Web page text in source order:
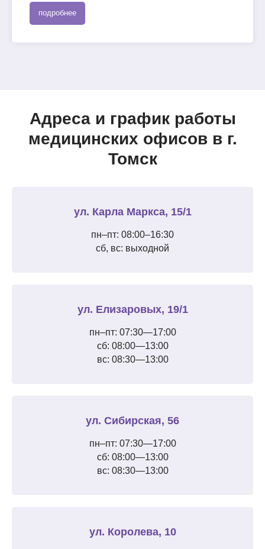
подробнее
Адреса и график работы
медицинских офисов в г.
Томск
ул. Карла Маркса, 15/1
пн–пт: 08:00–16:30
сб, вс: выходной
ул. Елизаровых, 19/1
пн–пт: 07:30—17:00
сб: 08:00—13:00
вс: 08:30—13:00
ул. Сибирская, 56
пн–пт: 07:30—17:00
сб: 08:00—13:00
вс: 08:30—13:00
ул. Королева, 10